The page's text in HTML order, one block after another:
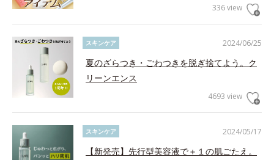
336 view
2024/06/25
スキンケア
夏のざらつき・ごわつきを脱ぎ捨てよう。ク
リーンエンス
4693 view
2024/05/17
スキンケア
【新発売】先行型美容液で＋１の肌ごたえ。